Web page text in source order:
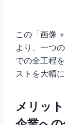
この「画像
より、一つ
での全工程
ストを大幅
メリッ